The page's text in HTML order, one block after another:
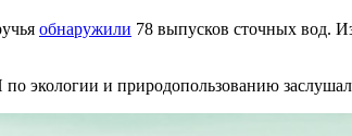
обнаружили 78 выпусков сточных вод.
экологии и природопользованию